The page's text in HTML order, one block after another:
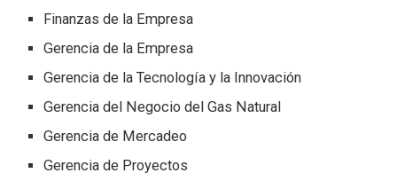
Finanzas de la Empresa
Gerencia de la Empresa
Gerencia de la Tecnología y la Innovación
Gerencia del Negocio del Gas Natural
Gerencia de Mercadeo
Gerencia de Proyectos